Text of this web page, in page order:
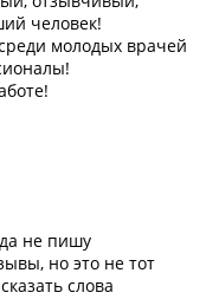
человек!
молодых врачей
не пишу
но это не тот
слова